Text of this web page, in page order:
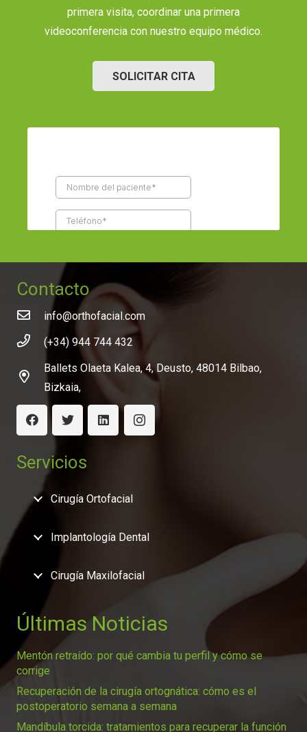
primera visita, coordinar una primera
videoconferencia con nuestro equipo médico.
SOLICITAR CITA
Contacto
info@orthofacial.com
(+34) 944 744 432
Ballets Olaeta Kalea, 4, Deusto, 48014 Bilbao,
Bizkaia,
Servicios
Cirugía Ortofacial
Implantología Dental
Cirugía Maxilofacial
Últimas Noticias
Mentón retraído: por qué cambia tu perfil y cómo se
corrige
Recuperación de la cirugía ortognática: cómo es el
postoperatorio semana a semana
Mandíbula torcida: tratamientos para recuperar la función